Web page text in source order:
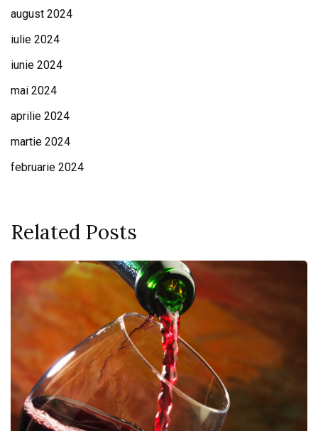
august 2024
iulie 2024
iunie 2024
mai 2024
aprilie 2024
martie 2024
februarie 2024
Related Posts